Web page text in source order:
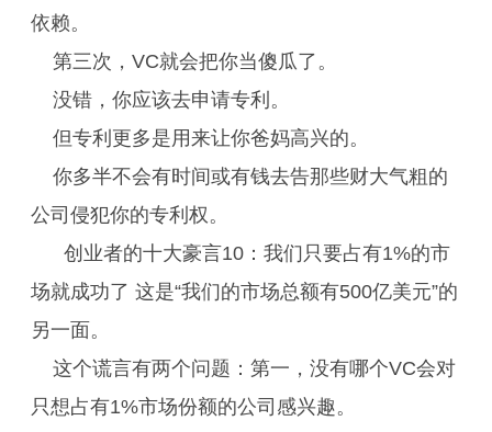
依赖。
第三次，VC就会把你当傻瓜了。
没错，你应该去申请专利。
但专利更多是用来让你爸妈高兴的。
你多半不会有时间或有钱去告那些财大气粗的
公司侵犯你的专利权。
创业者的十大豪言10：我们只要占有1%的市
场就成功了 这是“我们的市场总额有500亿美元”的
另一面。
这个谎言有两个问题：第一，没有哪个VC会对
只想占有1%市场份额的公司感兴趣。